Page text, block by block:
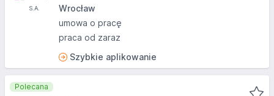
Wrocław
umowa o pracę
praca od zaraz
Szybkie aplikowanie
Polecana